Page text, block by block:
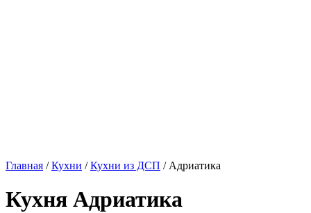
Главная /Кухни /Кухни из ДСП / Адриатика
Кухня Адриатика